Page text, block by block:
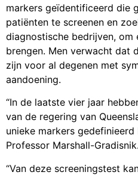
markers geïdentificeerd die
patiënten te screenen en
diagnostische bedrijven,
brengen. Men verwacht dat
zijn voor al degenen met
aandoening.
“In de laatste vier jaar
van de regering van
unieke markers
Professor Marshall-Gradisnik.
“Van deze screeningstest